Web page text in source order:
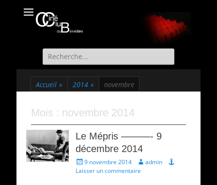
Ciné Club du
Belvédère
Site officiel du Ciné Club de St Martin d'Uriage
Recherche
de:
Accueil » 2014 » novembre
Mois : novembre 2014
Le Mépris ———- 9
décembre 2014
Écrit
le
9 novembre 2014 Auteur
admin
Laisser un commentaire